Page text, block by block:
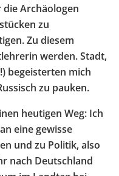
Archäologen
zu
Zu diesem
werden. Stadt,
begeisterten mich
zu pauken.
heutigen Weg: Ich
eine gewisse
und zu Politik, also
nach Deutschland